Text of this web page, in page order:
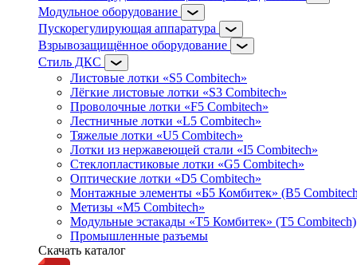
Модульное оборудование
Пускорегулирующая аппаратура
Взрывозащищённое оборудование
Стиль ДКС
Листовые лотки «S5 Combitech»
Лёгкие листовые лотки «S3 Combitech»
Проволочные лотки «F5 Combitech»
Лестничные лотки «L5 Combitech»
Тяжелые лотки «U5 Combitech»
Лотки из нержавеющей стали «I5 Combitech»
Стеклопластиковые лотки «G5 Combitech»
Оптические лотки «D5 Combitech»
Монтажные элементы «Б5 Комбитек» (B5
Метизы «M5 Combitech»
Модульные эстакады «Т5 Комбитек» (T5 Combitech)
Промышленные разъемы
Скачать каталог